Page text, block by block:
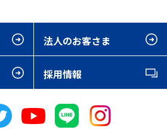
法人のお客さま
採用情報